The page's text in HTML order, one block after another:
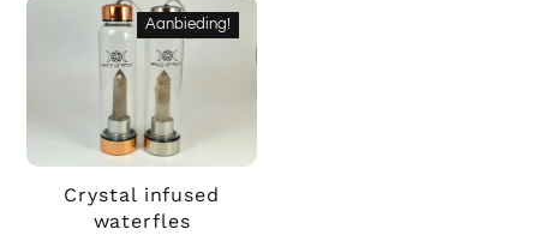
Aanbieding!
Crystal infused
waterfles